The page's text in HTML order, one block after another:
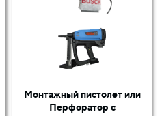
Монтажный пистолет или
Перфоратор с